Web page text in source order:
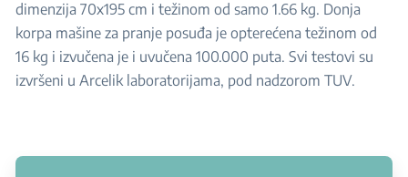
dimenzija 70x195 cm i težinom od samo 1.66 kg. Donja
korpa mašine za pranje posuđa je opterećena težinom od
16 kg i izvučena je i uvučena 100.000 puta. Svi testovi su
izvršeni u Arcelik laboratorijama, pod nadzorom TUV.